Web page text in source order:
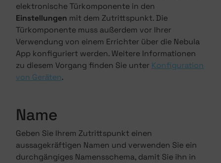
elektronische Türkomponente in den
Einstellungen mit dem Zutrittspunkt. Die
Türkomponente muss außerdem vor Ihrer
Verwendung von einem Errichter über die Nebula
App konfiguriert werden. Weitere Informationen
zu diesem Vorgang finden Sie unter Konfiguration
von Geräten.
Name
Geben Sie Ihrem Zutrittspunkt einen
aussagekräftigen Namen und verwenden Sie ein
durchgängiges Namensschema, damit Sie ihn in